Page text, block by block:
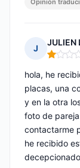
Opinión
J
JULIEN
Nota: 1
hola, he
placas, una
y en la otra
foto de
contactarme
he recibido